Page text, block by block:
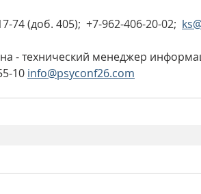
74 (доб. 405);  +7-962-406-20-02;
- технический менеджер
10 info@psyconf26.com